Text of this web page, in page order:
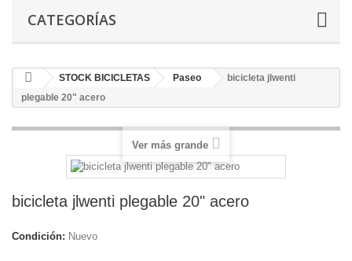
CATEGORÍAS
STOCK BICICLETAS Paseo
bicicleta jlwenti
plegable 20" acero
Ver más grande
bicicleta jlwenti plegable 20" acero
Condición: Nuevo